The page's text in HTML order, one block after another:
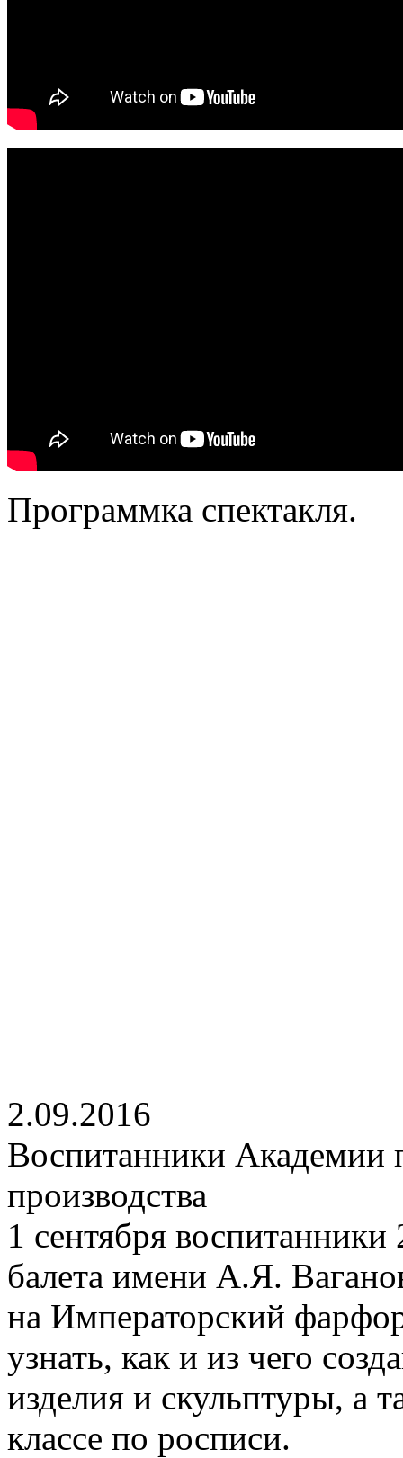
Программка спектакля.
2.09.2016
Воспитанники Академии
производства
1 сентября
балета имени А.Я.
на Императорский
узнать, как и из чего
изделия и скульптуры, а
классе по росписи.